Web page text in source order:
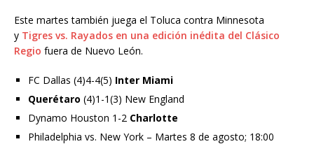
Este martes también juega el Toluca contra Minnesota
y Tigres vs. Rayados en una edición inédita del Clásico
Regio fuera de Nuevo León.
FC Dallas (4)4-4(5) Inter Miami
Querétaro (4)1-1(3) New England
Dynamo Houston 1-2 Charlotte
Philadelphia vs. New York – Martes 8 de agosto; 18:00